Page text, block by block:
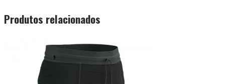
Produtos relacionados